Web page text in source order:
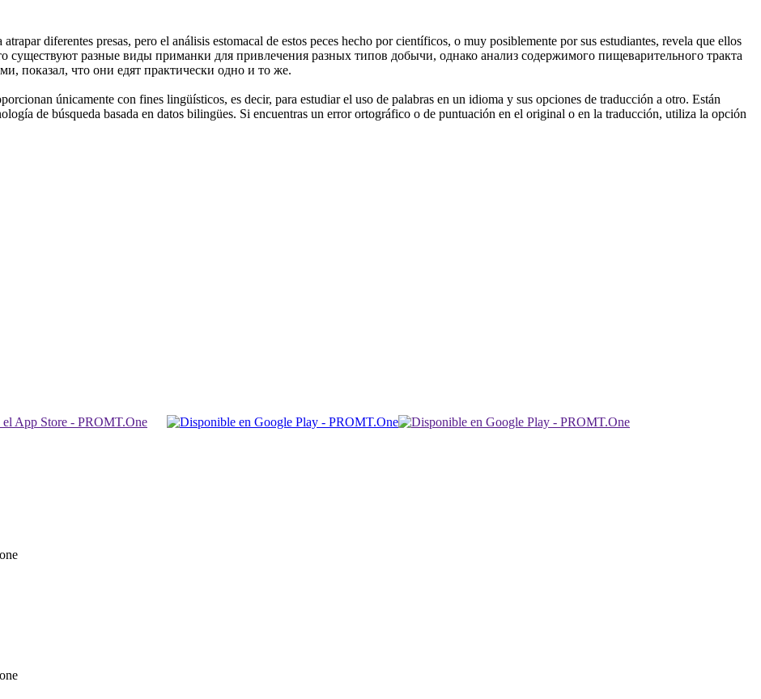
diferentes presas, pero el análisis estomacal de estos peces hecho por científicos, o muy posiblemente por sus estudiantes, revela que ellos
существуют разные виды приманки для привлечения разных типов добычи, однако анализ содержимого пищеварительного тракта
показал, что они едят практически одно и то же.
únicamente con fines lingüísticos, es decir, para estudiar el uso de palabras en un idioma y sus opciones de traducción a otro. Están
de búsqueda basada en datos bilingües. Si encuentras un error ortográfico o de puntuación en el original o en la traducción, utiliza la opción